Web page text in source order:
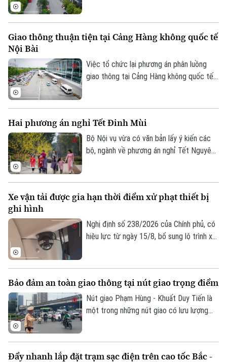
Chuyên mục
Thời sự
Hà Nội
Chính trị
Hà Nội
Thế giới
công tác giải phóng mặt bằng, phấn đấu
từ đường Phạm Hùng đến đường Lê Đức
Thọ trước ngày 30/11/2026.
Giao thông thuận tiện tại Cảng Hàng không quốc tế
Nội Bài
Việc tổ chức lại phương án phân luồng
giao thông tại Cảng Hàng không quốc tế
bộ tại ga Nội địa T1 và ga Quốc tế T2,
phương án mới được kỳ vọng giải quyết
tình trạng ùn tắc đã tồn tại trong thời
không.
Hai phương án nghỉ Tết Đinh Mùi
Bộ Nội vụ vừa có văn bản lấy ý kiến các
bộ, ngành về phương án nghỉ Tết Nguyên
ngày hoặc 10 ngày.
Xe vận tải được gia hạn thời điểm xử phạt thiết bị
ghi hình
Nghị định số 238/2026 của Chính phủ, có
hiệu lực từ ngày 15/8, bổ sung lộ trình xử
chủ phương tiện sẽ có thêm thời gian
chuẩn bị trước khi các quy định xử phạt
chính thức được áp dụng.
Bảo đảm an toàn giao thông tại nút giao trọng điểm
Nút giao Phạm Hùng - Khuất Duy Tiến là
một trong những nút giao có lưu lượng
thông tin chi tiết về tình hình và công tác
Đẩy nhanh lắp đặt trạm sạc điện trên cao tốc Bắc -